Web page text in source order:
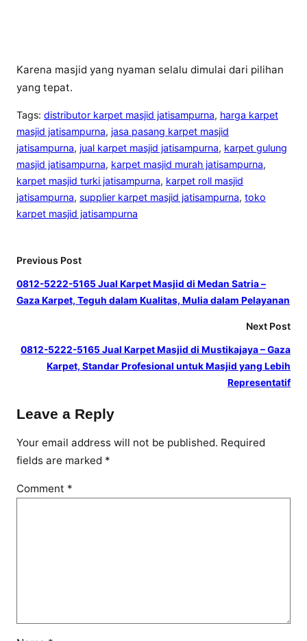
Karena masjid yang nyaman selalu dimulai dari pilihan
yang tepat.
Tags: distributor karpet masjid jatisampurna, harga karpet
masjid jatisampurna, jasa pasang karpet masjid
jatisampurna, jual karpet masjid jatisampurna, karpet gulung
masjid jatisampurna, karpet masjid murah jatisampurna
karpet masjid turki jatisampurna, karpet roll masjid
jatisampurna, supplier karpet masjid jatisampurna, toko
karpet masjid jatisampurna
Previous Post
0812-5222-5165 Jual Karpet Masjid di Medan Satria –
Gaza Karpet, Teguh dalam Kualitas, Mulia dalam Pelayanan
Next Post
0812-5222-5165 Jual Karpet Masjid di Mustikajaya – Gaza
Karpet, Standar Profesional untuk Masjid yang Lebih
Representatif
Leave a Reply
Your email address will not be published. Required
fields are marked *
Comment *